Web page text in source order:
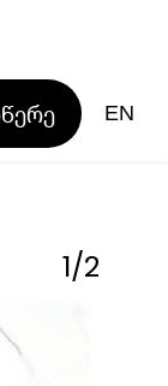
EN
1/2